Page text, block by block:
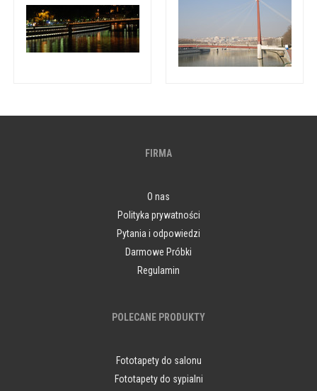
FIRMA
O nas
Polityka prywatności
Pytania i odpowiedzi
Darmowe Próbki
Regulamin
POLECANE PRODUKTY
Fototapety do salonu
Fototapety do sypialni